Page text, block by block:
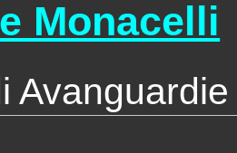
Monacelli
Avanguardie